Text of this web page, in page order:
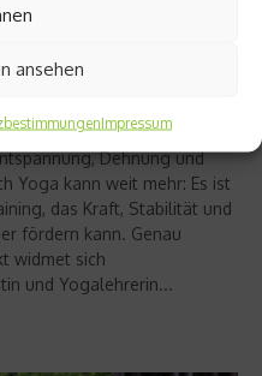
ansehen
Impressum
Buch „Yoga Power“
zum hektischen Alltag
Dehnung und
Yoga kann weit mehr: Es ist
das Kraft, Stabilität und
fördern kann. Genau
widmet sich
und Yogalehrerin...